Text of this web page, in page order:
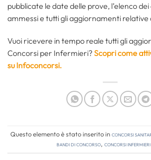
pubblicate le date delle prove, l’elenco
ammessi e tutti gli aggiornamenti relative
Vuoi ricevere in tempo reale tutti gli
Concorsi per Infermieri?Scopri come
su Infoconcorsi.
Questo elemento è stato inserito inConcorsi
bandi di concorso, concorsi infermieri